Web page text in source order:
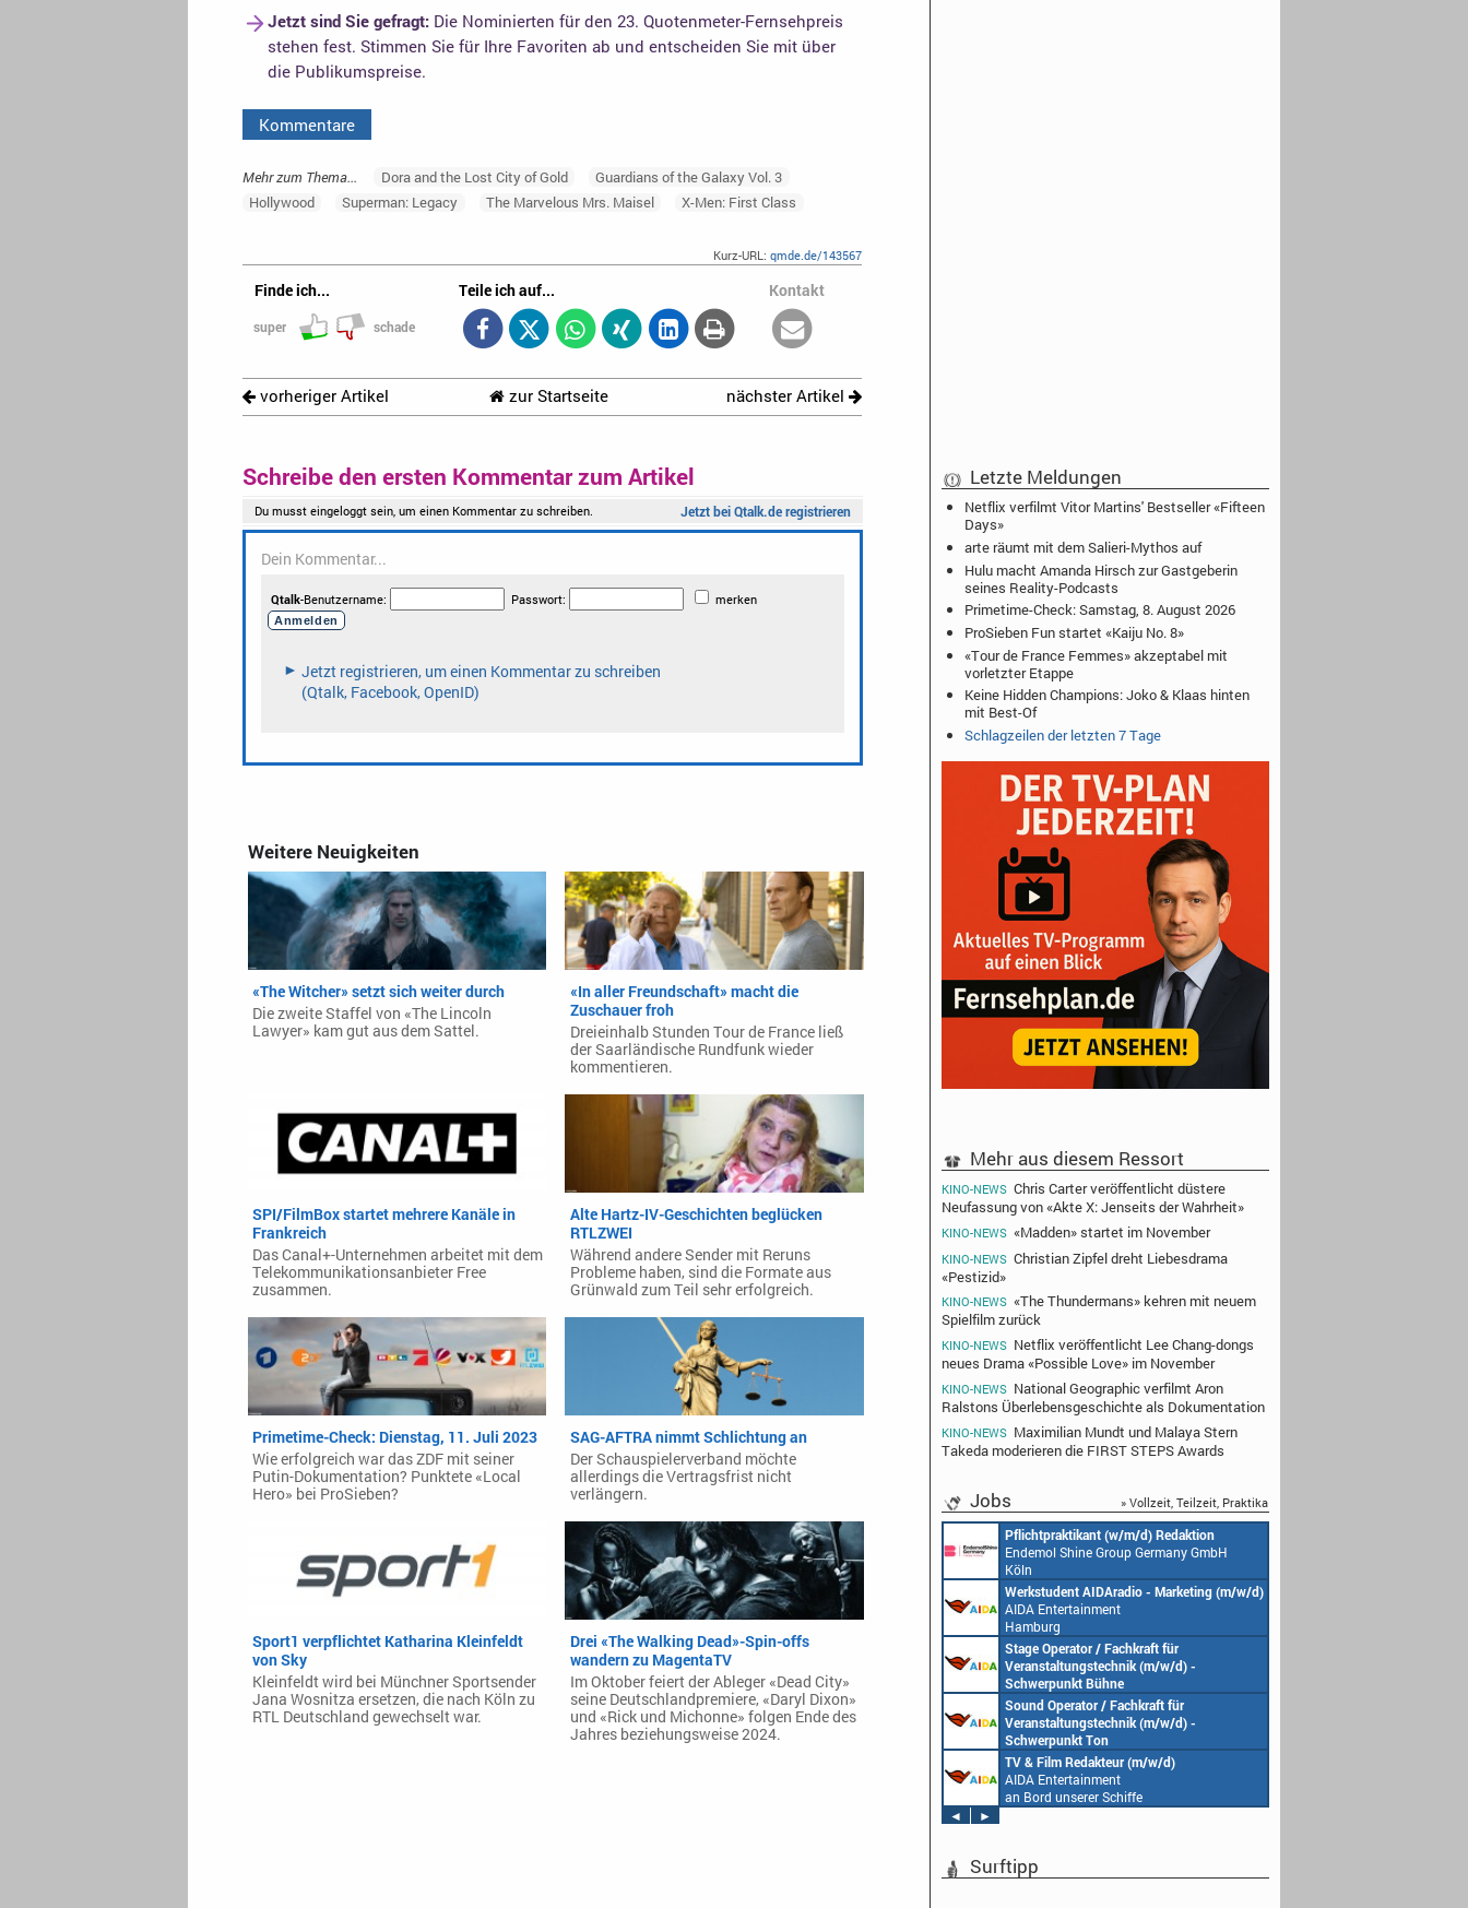
Jetzt sind Sie gefragt:Die Nominierten für den 23. Quotenmeter-Fernsehpreis
stehen fest. Stimmen Sie für Ihre Favoriten ab und entscheiden Sie mit über
die Publikumspreise.
Kommentare
Mehr zum Thema... Dora and the Lost City of Gold
Guardians of the Galaxy Vol. 3
Hollywood
Superman: Legacy The Marvelous Mrs. Maisel X-Men: First Class
Kurz-URL:qmde.de/143567
Finde ich...
super schade
Teile ich auf... Kontakt
vorheriger Artikel zur Startseite nächster Artikel
Schreibe den ersten Kommentar zum Artikel
Weitere Neuigkeiten
«The Witcher» setzt sich weiter durch
Die zweite Staffel von «The Lincoln
Lawyer» kam gut aus dem Sattel.
«In aller Freundschaft» macht die
Zuschauer froh
Dreieinhalb Stunden Tour de France ließ
der Saarländische Rundfunk wieder
kommentieren.
SPI/FilmBox startet mehrere Kanäle in
Frankreich
Das Canal+-Unternehmen arbeitet mit dem
Telekommunikationsanbieter Free
zusammen.
Alte Hartz-IV-Geschichten beglücken
RTLZWEI
Während andere Sender mit Reruns
Probleme haben, sind die Formate aus
Grünwald zum Teil sehr erfolgreich.
Primetime-Check: Dienstag, 11. Juli 2023
Wie erfolgreich war das ZDF mit seiner
Putin-Dokumentation? Punktete «Local
Hero» bei ProSieben?
SAG-AFTRA nimmt Schlichtung an
Der Schauspielerverband möchte
allerdings die Vertragsfrist nicht
verlängern.
Sport1 verpflichtet Katharina Kleinfeldt
von Sky
Kleinfeldt wird bei Münchner Sportsender
Jana Wosnitza ersetzen, die nach Köln zu
RTL Deutschland gewechselt war.
Drei «The Walking Dead»-Spin-offs
wandern zu MagentaTV
Im Oktober feiert der Ableger «Dead City»
seine Deutschlandpremiere, «Daryl Dixon»
und «Rick und Michonne» folgen Ende des
Jahres beziehungsweise 2024.
Letzte Meldungen
Netflix verfilmt Vitor Martins' Bestseller «Fifteen
Days»
arte räumt mit dem Salieri-Mythos auf
Hulu macht Amanda Hirsch zur Gastgeberin
seines Reality-Podcasts
Primetime-Check: Samstag, 8. August 2026
ProSieben Fun startet «Kaiju No. 8»
«Tour de France Femmes» akzeptabel mit
vorletzter Etappe
Keine Hidden Champions: Joko & Klaas hinten
mit Best-Of
Schlagzeilen der letzten 7 Tage
Mehr aus diesem Ressort
KINO-NEWS Chris Carter veröffentlicht düstere
Neufassung von «Akte X: Jenseits der Wahrheit»
KINO-NEWS «Madden» startet im November
KINO-NEWS Christian Zipfel dreht Liebesdrama
«Pestizid»
KINO-NEWS «The Thundermans» kehren mit neuem
Spielfilm zurück
KINO-NEWS Netflix veröffentlicht Lee Chang-dongs
neues Drama «Possible Love» im November
KINO-NEWS National Geographic verfilmt Aron
Ralstons Überlebensgeschichte als Dokumentation
KINO-NEWS Maximilian Mundt und Malaya Stern
Takeda moderieren die FIRST STEPS Awards
Jobs » Vollzeit, Teilzeit, Praktika
Pflichtpraktikant (w/m/d) Redaktion
Endemol Shine Group Germany GmbH
Köln
Werkstudent AIDAradio - Marketing (m/w/d)
AIDA Entertainment
Hamburg
Stage Operator / Fachkraft für
Veranstaltungstechnik (m/w/d) -
Schwerpunkt Bühne
AIDA Entertainment
an Bord unserer Schiffe
Sound Operator / Fachkraft für
Veranstaltungstechnik (m/w/d) -
Schwerpunkt Ton
AIDA Entertainment
an Bord unserer Schiffe
TV & Film Redakteur (m/w/d)
AIDA Entertainment
an Bord unserer Schiffe
◄
►
Surftipp